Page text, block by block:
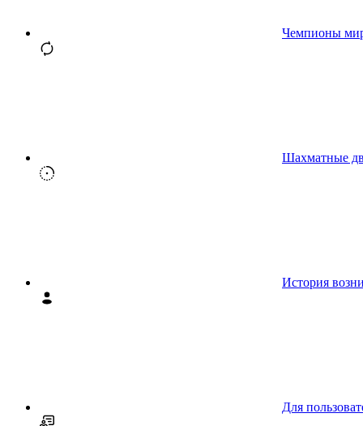
Чемпионы
Шахматные
История
Для